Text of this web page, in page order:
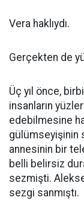
Vera haklıydı.
Gerçekten de
Üç yıl önce,
insanların
edebilmesine
gülümseyişinin
annesinin bir
belli belirsiz
sezmişti.
sezgi sanmıştı.